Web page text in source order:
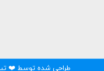
طراحی شده توسط ❤️